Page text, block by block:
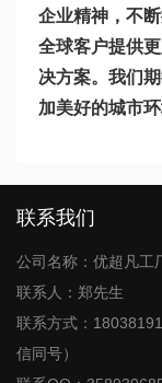
企业精神，不
全球客户提供
决方案。我们
加美好的城市环
联系我们
公司名称：优超凡工
联系人：郑先生
联系方式：
信同号）